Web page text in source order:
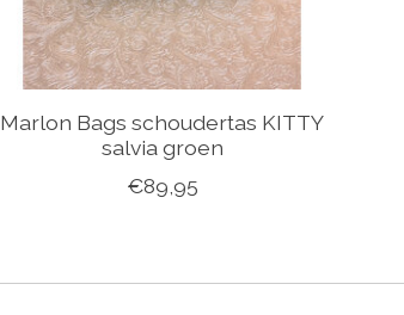
Marlon Bags schoudertas KITTY
salvia groen
€89,95